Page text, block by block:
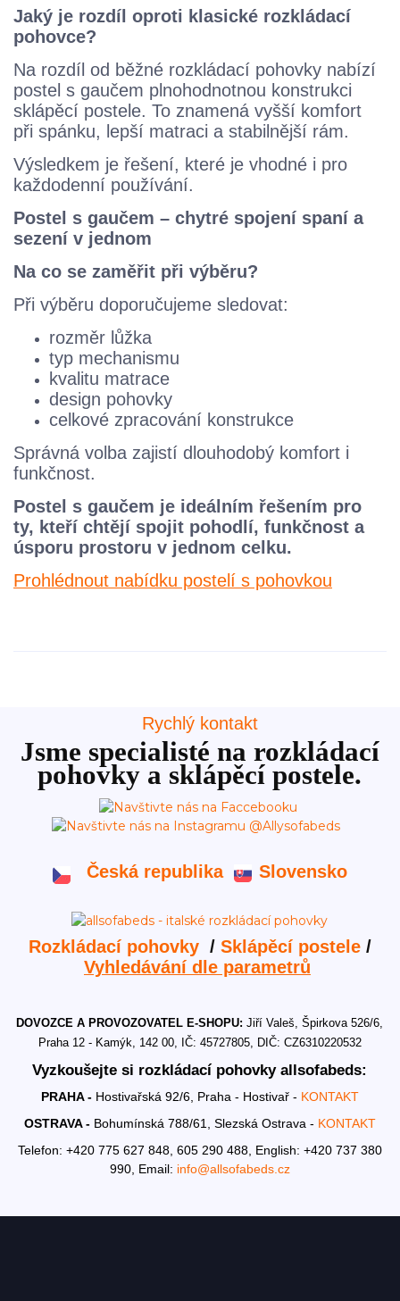
Jaký je rozdíl oproti klasické rozkládací
pohovce?
Na rozdíl od běžné rozkládací pohovky nabízí
postel s gaučem plnohodnotnou konstrukci
sklápěcí postele. To znamená vyšší komfort
při spánku, lepší matraci a stabilnější rám.
Výsledkem je řešení, které je vhodné i pro
každodenní používání.
Postel s gaučem – chytré spojení spaní a
sezení v jednom
Na co se zaměřit při výběru?
Při výběru doporučujeme sledovat:
rozměr lůžka
typ mechanismu
kvalitu matrace
design pohovky
celkové zpracování konstrukce
Správná volba zajistí dlouhodobý komfort i
funkčnost.
Postel s gaučem je ideálním řešením pro
ty, kteří chtějí spojit pohodlí, funkčnost a
úsporu prostoru v jednom celku.
Prohlédnout nabídku postelí s pohovkou
Rychlý kontakt
Jsme specialisté na rozkládací
pohovky a sklápěcí postele.
Česká republika Slovensko
Rozkládací pohovky / Sklápěcí postele/
Vyhledávání dle parametrů
DOVOZCE A PROVOZOVATEL E-SHOPU:Jiří Valeš, Špirkova 526/6,
Praha 12 - Kamýk, 142 00, IČ: 45727805, DIČ: CZ6310220532
Vyzkoušejte si rozkládací pohovky allsofabeds:
PRAHA - Hostivařská 92/6, Praha - Hostivař - KONTAKT
OSTRAVA - Bohumínská 788/61, Slezská Ostrava - KONTAKT
Telefon: +420 775 627 848, 605 290 488, English: +420 737 380
990, Email: info@allsofabeds.cz